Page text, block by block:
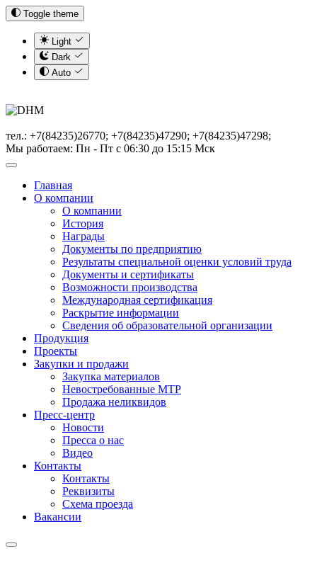
Toggle theme
Light
Dark
Auto
тел.: +7(84235)26770; +7(84235)47290; +7(84235)47298;
Мы работаем: Пн - Пт с 06:30 до 15:15 Мск
Главная
О компании
О компании
История
Награды
Документы по предприятию
Результаты специальной оценки условий труда
Документы и сертификаты
Возможности производства
Международная сертификация
Раскрытие информации
Сведения об образовательной организации
Продукция
Проекты
Закупки и продажи
Закупка материалов
Невостребованные МТР
Продажа неликвидов
Пресс-центр
Новости
Пресса о нас
Видео
Контакты
Контакты
Реквизиты
Схема проезда
Вакансии